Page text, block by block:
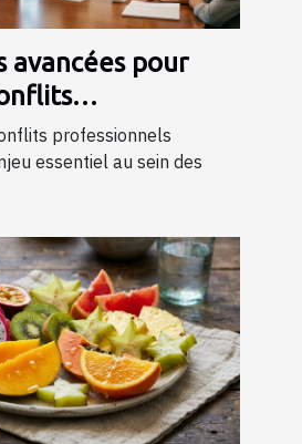
avancées pour
grâce à la
professionnels
essentiel au sein des